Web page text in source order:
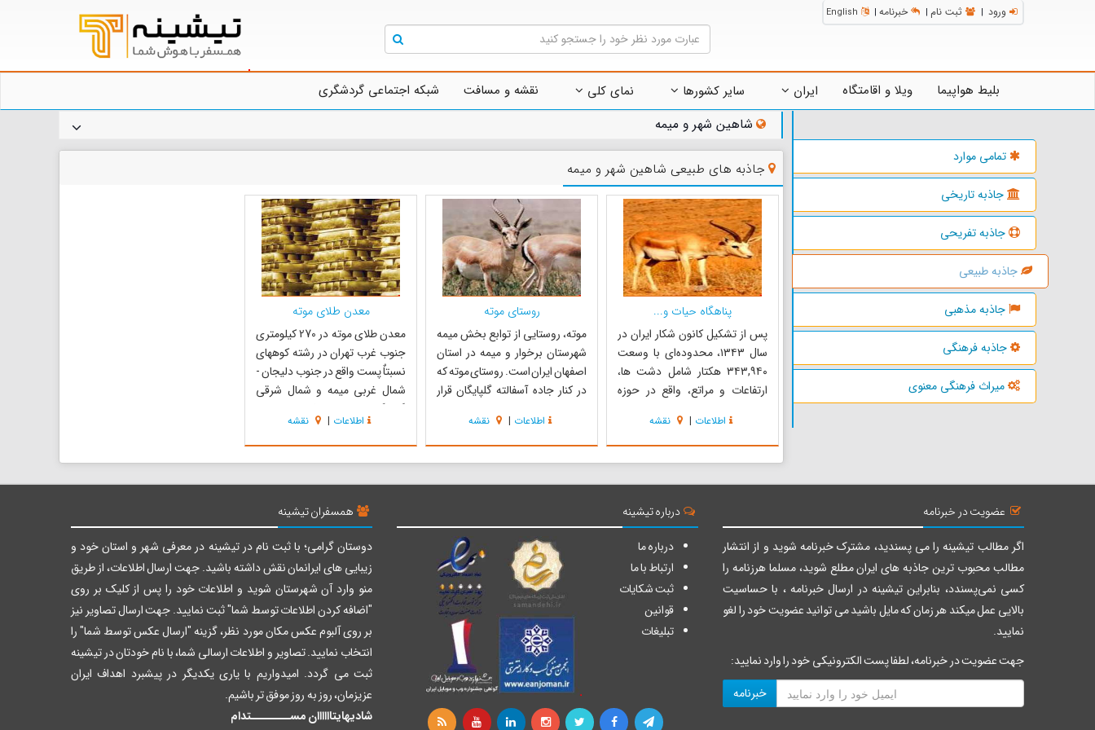
ورود | ثبت نام | خبرنامه |
English
بلیط هواپیما ویلا و اقامتگاه ایران سایر کشورها نمای کلی نقشه و مسافت شبکه اجتماعی گردشگری
تمامی موارد
جاذبه تاریخی
جاذبه تفریحی
جاذبه طبیعی
جاذبه مذهبی
جاذبه فرهنگی
میراث فرهنگی معنوی
شاهین شهر و میمه
جاذبه های طبیعی شاهین شهر و میمه
پناهگاه حیات و...
پس از تشکیل کانون شکار ایران در
سال ۱۳۴۳، محدوده‌ای با وسعت
۳۴۳,۹۴۰ هکتار شامل دشت ها،
ارتفاعات و مراتع، واقع در حوزه
مرکزی به عنوان منطقه حفاظت شده
موته انتخاب و در سال ۱۳۴۶ با تشکیل
سازمان شکاربانی و نظارت بر صید،
به تصویب شورای عالی شکاربانی و
اطلاعات | نقشه
روستای موته
موته، روستایی از توابع بخش میمه
شهرستان برخوار و میمه در استان
اصفهان ایران است. روستای موته که
در کنار جاده آسفالته گلپایگان قرار
می‌باشد. این روستا در دهستان
حسن رباط قرار دارد و براساس
سرشماری مرکز آمار ایران ...
اطلاعات | نقشه
معدن طلای موته
معدن طلای موته در 270 کیلومتری
جنوب غرب تهران در رشته کوههای
نسبتاٌ پست واقع در جنوب دلیجان -
شمال غربی میمه و شمال شرقی
گلپایگان قرار دارد. فاصله مجتمع
معدنی موته از روستای موته که در
کنار جاده آسفالته گلپایگان قرار دارد،
8 تا 10 کیلومتر می‌باشد. ارتفاع منطقه
از سطح دریا 1900 تا 23...
اطلاعات | نقشه
عضویت در خبرنامه
اگر مطالب تیشینه را می پسندید، مشترک خبرنامه شوید و از انتشار
مطالب محبوب ترین جاذبه های ایران مطلع شوید، مسلما هرزنامه را
کسی نمی‌پسندد، بنابراین تیشینه در ارسال خبرنامه ، با حساسیت
بالایی عمل میکند هر زمان که مایل باشید می توانید عضویت خود را لغو
نمایید.
جهت عضویت در خبرنامه، لطفا پست الکترونیکی خود را وارد نمایید:
خبرنامه
درباره تیشینه
درباره ما
ارتباط با ما
ثبت شکایات
قوانین
تبلیغات
همسفران تیشینه
دوستان گرامی؛ با ثبت نام در تیشینه در معرفی شهر و استان خود و
زیبایی های ایرانمان نقش داشته باشید. جهت ارسال اطلاعات، از طریق
منو وارد آن شهرستان شوید و اطلاعات خود را پس از کلیک بر روی
"اضافه کردن اطلاعات توسط شما" ثبت نمایید. جهت ارسال تصاویر نیز
بر روی آلبوم عکس مکان مورد نظر، گزینه "ارسال عکس توسط شما" را
انتخاب نمایید. تصاویر و اطلاعات ارسالی شما، با نام خودتان در تیشینه
ثبت می گردد. امیدواریم با یاری یکدیگر در پیشبرد اهداف ایران
عزیزمان، روز به روز موفق تر باشیم.
شادیهایتاااااان مســــــــتدام